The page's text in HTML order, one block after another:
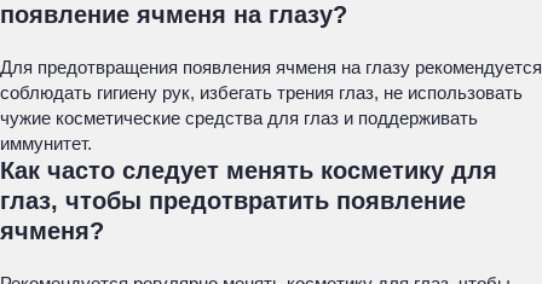
появление ячменя на глазу?
Для предотвращения появления ячменя на глазу рекомендуется
соблюдать гигиену рук, избегать трения глаз, не использовать
чужие косметические средства для глаз и поддерживать
иммунитет.
Как часто следует менять косметику для
глаз, чтобы предотвратить появление
ячменя?